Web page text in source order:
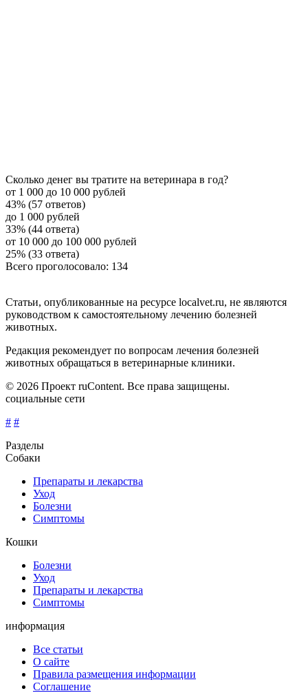
Сколько денег вы тратите на ветеринара в год?
от 1 000 до 10 000 рублей
43% (57 ответов)
до 1 000 рублей
33% (44 ответа)
от 10 000 до 100 000 рублей
25% (33 ответа)
Всего проголосовало: 134
Статьи, опубликованные на ресурсе localvet.ru, не являются
руководством к самостоятельному лечению болезней
животных.
Редакция рекомендует по вопросам лечения болезней
животных обращаться в ветеринарные клиники.
© 2026 Проект ruContent. Все права защищены.
социальные сети
# #
Разделы
Собаки
Препараты и лекарства
Уход
Болезни
Симптомы
Кошки
Болезни
Уход
Препараты и лекарства
Симптомы
информация
Все статьи
О сайте
Правила размещения информации
Соглашение